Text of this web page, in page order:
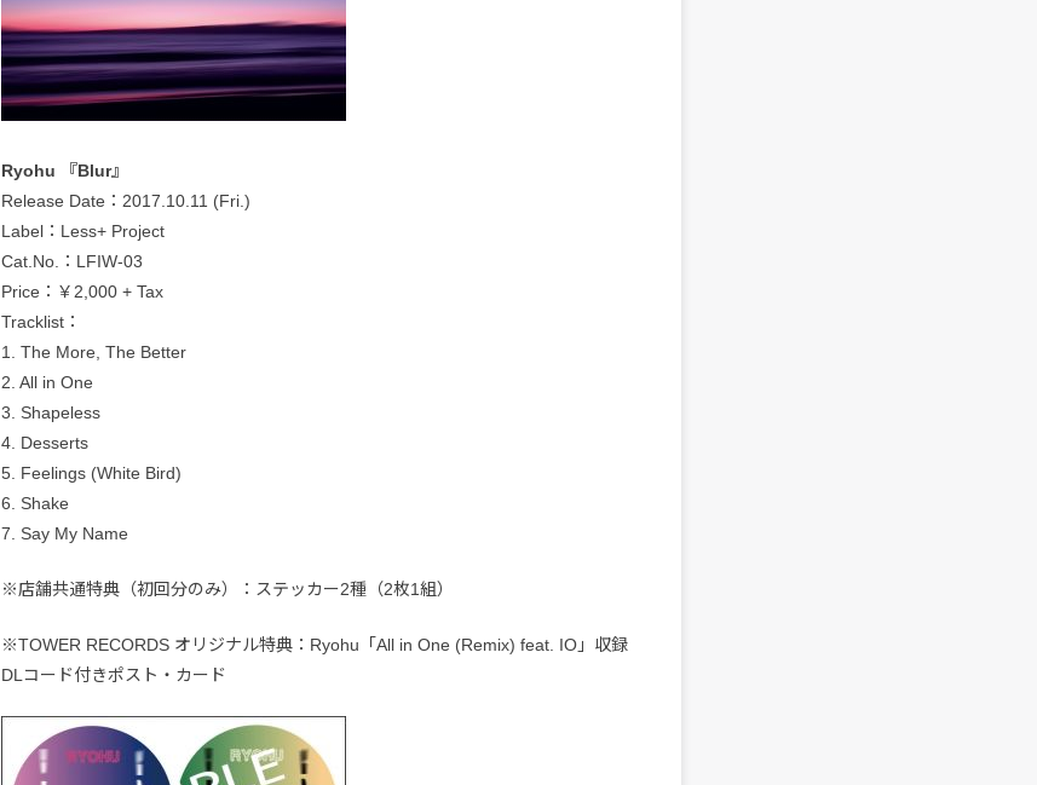
Ryohu 『Blur』
Release Date：2017.10.11 (Fri.)
Label：Less+ Project
Cat.No.：LFIW-03
Price：￥2,000 + Tax
Tracklist：
1. The More, The Better
2. All in One
3. Shapeless
4. Desserts
5. Feelings (White Bird)
6. Shake
7. Say My Name
※店舗共通特典（初回分のみ）：ステッカー2種（2枚1組）
※TOWER RECORDS オリジナル特典：Ryohu「All in One (Remix) feat. IO」収録
DLコード付きポスト・カード